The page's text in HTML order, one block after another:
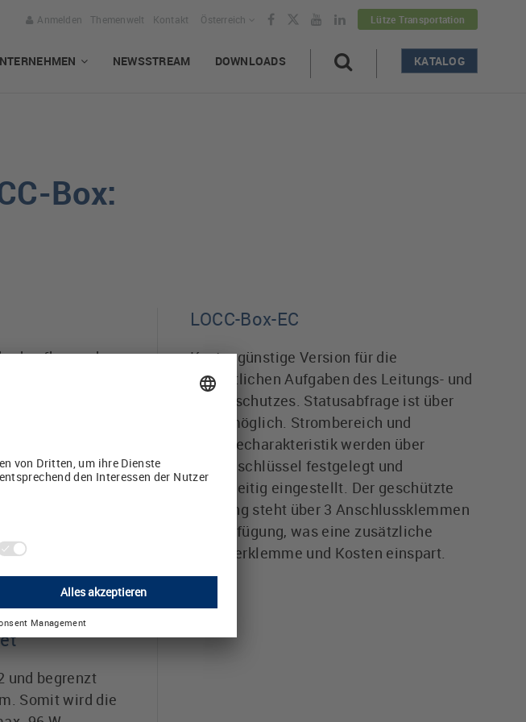
Lütze Transportation
Österreich
Anmelden Themenwelt Kontakt
NEWSSTREAM DOWNLOADS KATALOG
Box:
aufbauend,
gezieltes Ein-
Wartung
Abfrage sind
LOCC-Box-EC
Kostengünstige Version für die
wesentlichen Aufgaben des Leitungs- und
Geräteschutzes. Statusabfrage ist über
Pin 3 möglich. Strombereich und
Auslösecharakteristik werden über
Bestellschlüssel festgelegt und
werksseitig eingestellt. Der geschützte
Ausgang steht über 3 Anschlussklemmen
zur Verfügung, was eine zusätzliche
Verteilerklemme und Kosten einspart.
und begrenzt
Somit wird die